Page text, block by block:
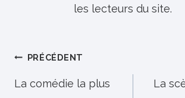
les lecteurs du site.
Navigation
de
PRÉCÉDENT
La comédie la plus
La